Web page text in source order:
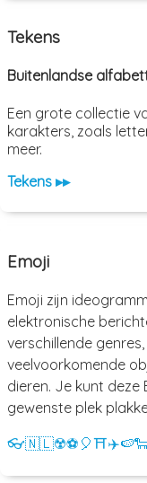
Tekens
Buitenlandse
Een grote collectie
karakters, zoals
meer.
Tekens ▸▸
Emoji
Emoji zijn
elektronische
verschillende
veelvoorkomende
dieren. Je kunt deze
gewenste plek
👓🇳🇱☢️⚽ 🎈⛩️✈️🍉